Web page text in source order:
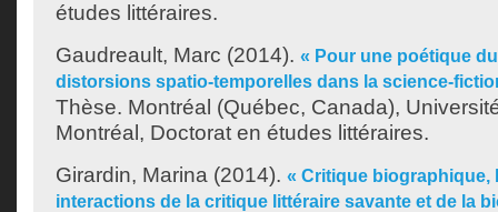
études littéraires.
Gaudreault, Marc (2014). « Pour une poétique
distorsions spatio-temporelles dans la science-
Thèse. Montréal (Québec, Canada),
Montréal, Doctorat en études littéraires.
Girardin, Marina (2014). « Critique biographique,
interactions de la critique littéraire savante et de la